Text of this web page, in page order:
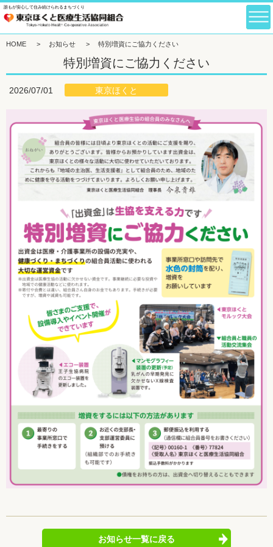
誰もが安心して住み続けられるまちづくり
HOME > お知らせ > 特別増資にご協力ください
特別増資にご協力ください
2026/07/01 東京ほくと
お知らせ一覧に戻る